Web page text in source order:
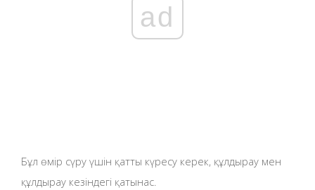
ad
Бұл өмір сүру үшін қатты күресу керек, құлдырау мен
құлдырау кезіндегі қатынас.